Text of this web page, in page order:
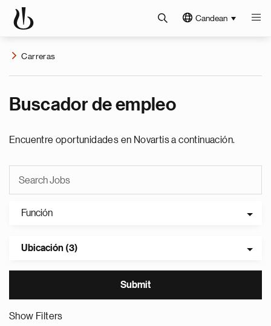
Candean
Carreras
Buscador de empleo
Encuentre oportunidades en Novartis a continuación.
Función
Ubicación (3)
Show Filters